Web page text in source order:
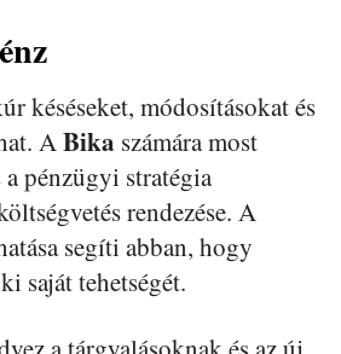
késéseket, módosításokat és
ABika számára most
pénzügyi stratégia
rendezése. A
segíti abban, hogy
saját tehetségét.